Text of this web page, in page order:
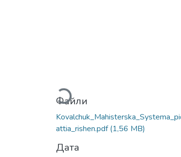
Вантажиться...
Файли
attia_rishen.pdf(1,56 MB)
Дата